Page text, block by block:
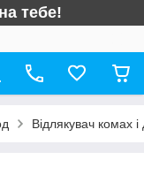
тебе!
Відлякувач комах